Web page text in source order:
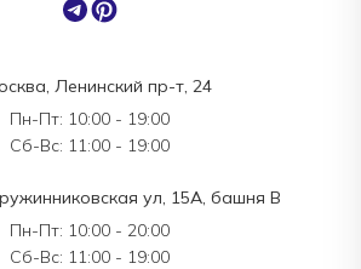
Ленинский пр-т, 24
Пн-Пт: 10:00 - 19:00
Сб-Вс: 11:00 - 19:00
ул, 15А, башня В
Пн-Пт: 10:00 - 20:00
Сб-Вс: 11:00 - 19:00